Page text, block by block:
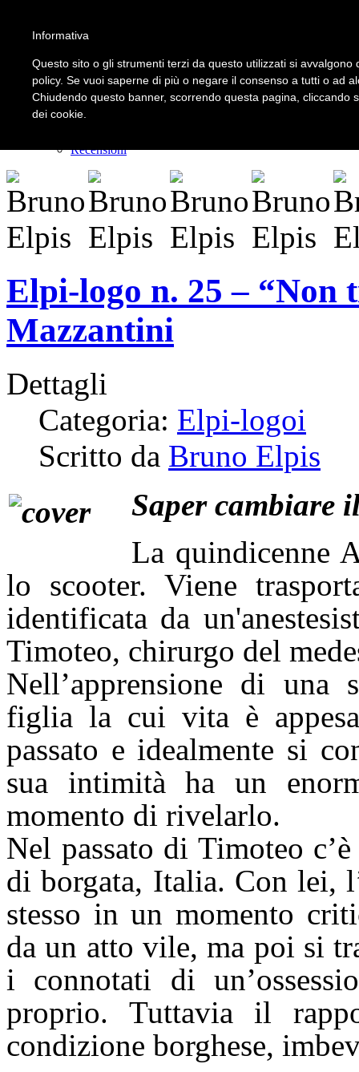
LOGIN | REGISTER
Home
Il carnevale dei delitti
Recensioni
Elpi-logo n. 25 – “Non
Mazzantini
Dettagli
Categoria: Elpi-logoi
Scritto da Bruno Elpis
Saper cambiare
La quindicenne
lo scooter. Viene
identificata da
Timoteo, chirurgo del
Nell’apprensione di una
figlia la cui vita è
passato e idealmente si
sua intimità ha un
momento di rivelarlo.
Nel passato di Timoteo
di borgata, Italia. Con lei,
stesso in un momento
da un atto vile, ma poi si
i connotati di
proprio. Tuttavia il
condizione borghese,
Informativa
Questo sito o gli strumenti terzi da questo utilizzati si
policy. Se vuoi saperne di più o negare il consenso a tutti o ad
Chiudendo questo banner, scorrendo questa pagina, cliccando
dei cookie.